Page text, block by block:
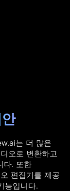
는 더 많은
오로 변환하고
다. 또한
편집기를 제공
능입니다.